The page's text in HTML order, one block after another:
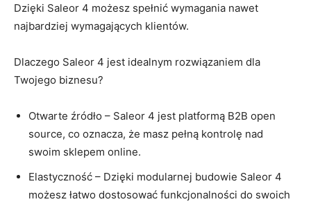
Dzięki⁣ Saleor 4 możesz spełnić wymagania ⁤nawet
najbardziej wymagających ​klientów.
Dlaczego Saleor 4 ⁢jest idealnym⁣ rozwiązaniem dla
Twojego biznesu?
Otwarte źródło – Saleor 4⁣ jest platformą​ B2B ‍open
source, co oznacza, ‍że masz pełną kontrolę nad
swoim sklepem online.
Elastyczność ​– Dzięki modularnej‍ budowie ‌Saleor 4
możesz łatwo dostosować funkcjonalności do ⁢swoich